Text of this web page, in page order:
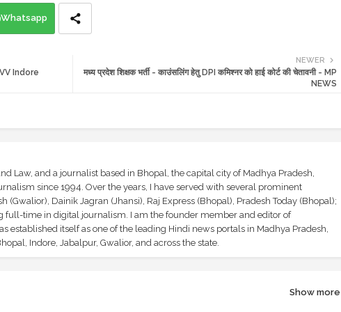
Whatsapp
NEWER
मध्य प्रदेश शिक्षक भर्ती - काउंसलिंग हेतु DPI कमिश्नर को हाई कोर्ट की चेतावनी - MP
NEWS
Indore
Law, and a journalist based in Bhopal, the capital city of Madhya Pradesh,
since 1994. Over the years, I have served with several prominent
(Gwalior), Dainik Jagran (Jhansi), Raj Express (Bhopal), Pradesh Today (Bhopal);
full-time in digital journalism. I am the founder member and editor of
established itself as one of the leading Hindi news portals in Madhya Pradesh,
Indore, Jabalpur, Gwalior, and across the state.
Show more